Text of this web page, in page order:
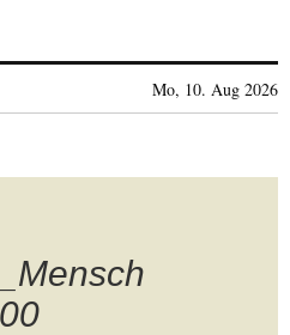
Mo, 10. Aug 2026